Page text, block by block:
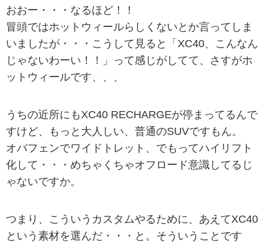
おおー・・・なるほど！！
冒頭ではホットウィールらしくないとか言ってしま
いましたが・・・こうして見ると「XC40、こんなん
じゃないわーい！！」って感じがしてて、さすがホ
ットウィールです、、、
うちの近所にもXC40 RECHARGEが停まってるんで
すけど、もっと大人しい、普通のSUVですもん。
オバフェンでワイドトレット、でもってハイリフト
化して・・・めちゃくちゃオフロード意識してるじ
ゃないですか。
つまり、こういうカスタムやるために、あえてXC40
という素材を選んだ・・・と。そういうことです